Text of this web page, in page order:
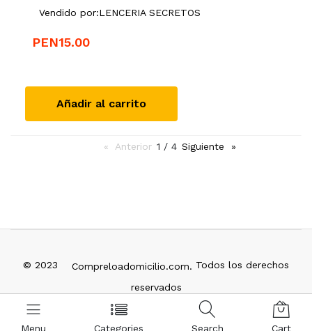
Menu Categories Search Cart
Vendido por:LENCERIA SECRETOS
PEN15.00
Añadir al carrito
Anteriorpage
1 / 4 Siguiente page
© 2023 Compreloadomicilio.com. Todos los derechos
reservados
info@compreloadomicilio.com